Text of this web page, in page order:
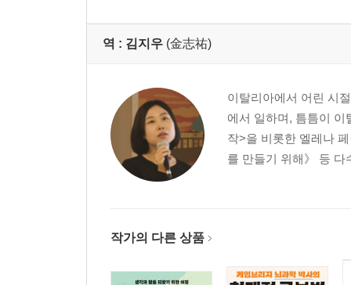
역 : 김지우 (金志祐)
이탈리아에서 어린 시
에서 일하며, 틈틈이
작>을 비롯한 엘레나
를 만들기 위해》 등 다
작가의 다른 상품